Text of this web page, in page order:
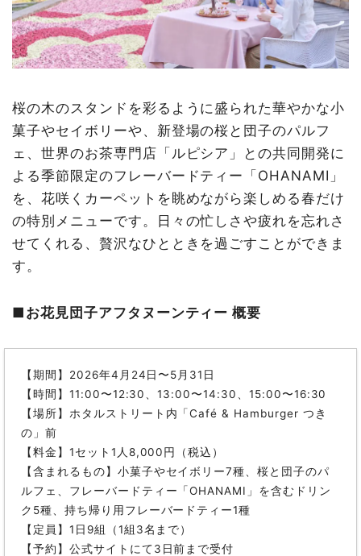
桜の木のスタンドを彩るように盛られた華やかな小
菓子やセイボリーや、新登場の桜と団子のパルフ
ェ、世界のお茶専門店「ルピシア」との共同開発に
よる季節限定のフレーバードティー「OHANAMI」
を、花咲くカーペットを眺めながら楽しめる春だけ
の特別メニューです。日々の忙しさや疲れを忘れさ
せてくれる、贅沢なひとときを過ごすことができま
す。
■お花見団子アフタヌーンティー 概要
【期間】2026年4月24日〜5月31日
【時間】11:00〜12:30、13:00〜14:30、15:00〜16:30
【場所】ホタルストリート内「Café & Hamburger つき
の」前
【料金】1セット1人8,000円（税込）
【含まれるもの】小菓子やセイボリー7種、桜と団子のパ
ルフェ、フレーバードティー「OHANAMI」を含むドリン
ク5種、持ち帰り用フレーバードティー1種
【定員】1日9組（1組3名まで）
【予約】公式サイトにて3日前まで受付